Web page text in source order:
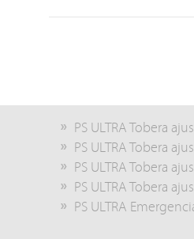
PS ULTRA Tobera
PS ULTRA Tobera
PS ULTRA Tobera
PS ULTRA Tobera
PS ULTRA